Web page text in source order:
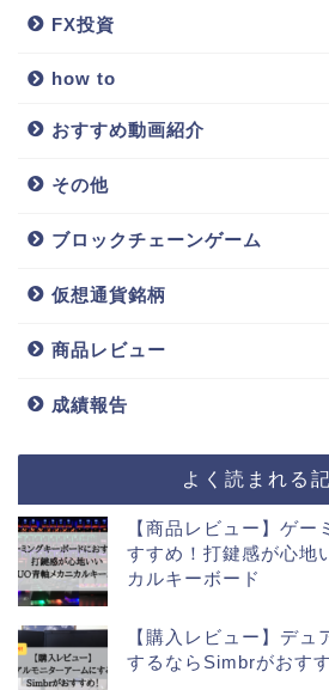
FX投資
how to
おすすめ動画紹介
その他
ブロックチェーンゲーム
仮想通貨銘柄
商品レビュー
成績報告
よく読まれる
【商品レビュー】ゲ
すすめ！打鍵感が心地
カルキーボード
【購入レビュー】デ
するならSimbrがおすす